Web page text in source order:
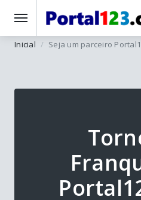
Inicial Seja um parceiro